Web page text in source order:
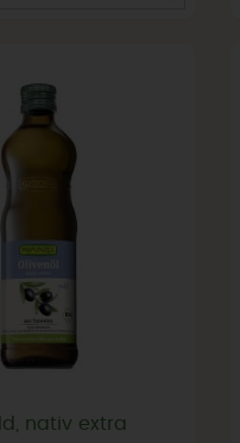
nativ extra